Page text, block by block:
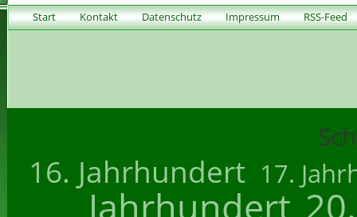
Start Kontakt Datenschutz Impressum RSS-Feed
16. Jahrhundert 17.
Jahrhundert